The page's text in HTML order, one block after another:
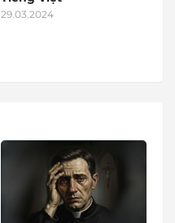
29.03.2024